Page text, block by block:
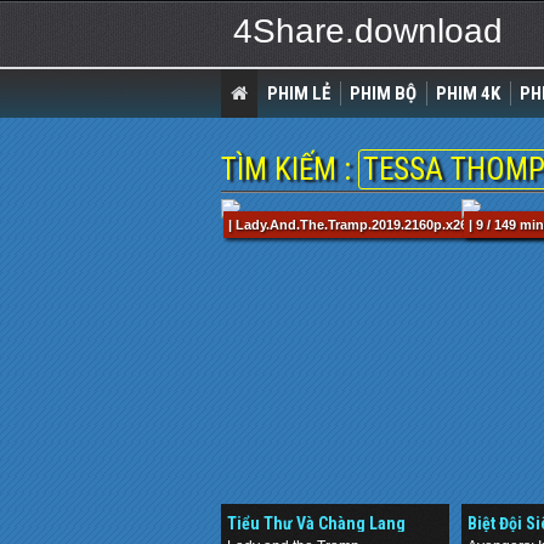
4Share.download
PHIM LẺ PHIM BỘ PHIM 4K
TÌM KIẾM : TESSA
|
Tiểu Thư Và Chàng Lang
| 9 / 149 min
Biệt Đội